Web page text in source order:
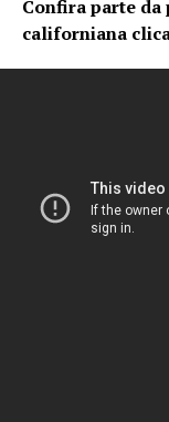
Confira parte da
californiana